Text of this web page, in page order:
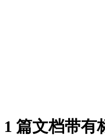
1 篇文档带有